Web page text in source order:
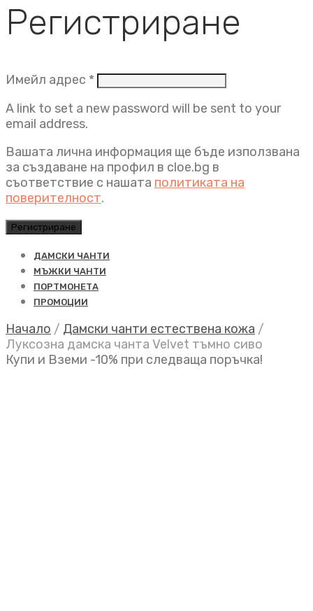
Регистриране
Имейл адрес * Задължително
A link to set a new password will be sent to your
email address.
Вашата лична информация ще бъде използвана
за създаване на профил в cloe.bg в
съответствие с нашата политиката на
поверителност.
Регистриране
ДАМСКИ ЧАНТИ
МЪЖКИ ЧАНТИ
ПОРТМОНЕТА
ПРОМОЦИИ
Начало / Дамски чанти естествена кожа /
Луксозна дамска чанта Velvet тъмно сиво
Купи и Вземи -10% при следваща поръчка!